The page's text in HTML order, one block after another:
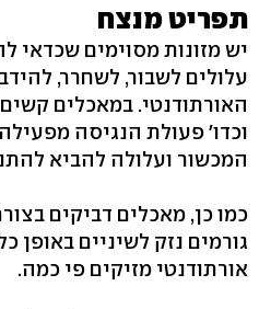
תפריט מנצח
יש מזונות מסוימים שכדאי
עלולים לשבור, לשחרר,
האורתודנטי. במאכלים קשים
וכדו' פעולת הנגיסה
המכשור ועלולה להביא
כמו כן, מאכלים דביקים
גורמים נזק לשיניים באופן
אורתודנטי מזיקים פי כמה.